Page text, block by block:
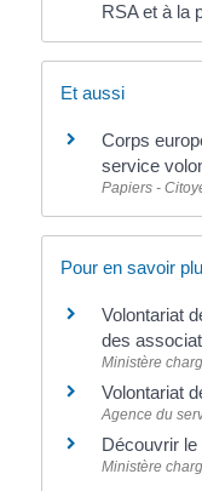
RSA et à la
Et aussi
Corps
service
Papiers -
Pour en savoir
Volontariat
des
Ministère
Volontariat
Agence du
Découvrir le
Ministère